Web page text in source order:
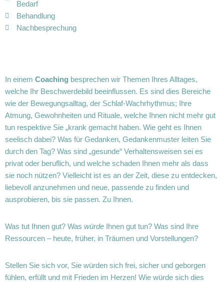
Bedarf
Behandlung
Nachbesprechung
In einem Coaching besprechen wir Themen Ihres Alltages,
welche Ihr Beschwerdebild beeinflussen. Es sind dies Bereiche
wie der Bewegungsalltag, der Schlaf-Wachrhythmus; Ihre
Atmung, Gewohnheiten und Rituale, welche Ihnen nicht mehr gut
tun respektive Sie „krank gemacht haben. Wie geht es Ihnen
seelisch dabei? Was für Gedanken, Gedankenmuster leiten Sie
durch den Tag? Was sind „gesunde“ Verhaltensweisen sei es
privat oder beruflich, und welche schaden Ihnen mehr als dass
sie noch nützen? Vielleicht ist es an der Zeit, diese zu entdecken,
liebevoll anzunehmen und neue, passende zu finden und
ausprobieren, bis sie passen. Zu Ihnen.
Was tut Ihnen gut? Was würde Ihnen gut tun? Was sind Ihre
Ressourcen – heute, früher, in Träumen und Vorstellungen?
Stellen Sie sich vor, Sie würden sich frei, sicher und geborgen
fühlen, erfüllt und mit Frieden im Herzen! Wie würde sich dies